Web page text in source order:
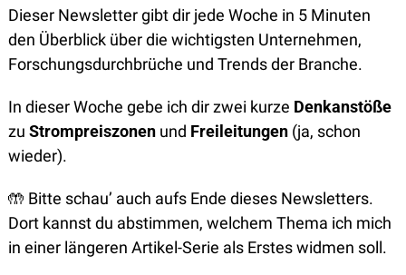
Dieser Newsletter gibt dir jede Woche in 5 Minuten
den Überblick über die wichtigsten Unternehmen,
Forschungsdurchbrüche und Trends der Branche.
In dieser Woche gebe ich dir zwei kurze Denkanstöße
zu Strompreiszonen und Freileitungen (ja, schon
wieder).
🤲 Bitte schau’ auch aufs Ende dieses Newsletters.
Dort kannst du abstimmen, welchem Thema ich mich
in einer längeren Artikel-Serie als Erstes widmen soll.